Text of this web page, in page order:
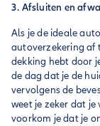
3. Afsluiten en
Als je de ideale
autoverzekering af
dekking hebt door
de dag dat je de
vervolgens de
weet je zeker dat
voorkom je dat je